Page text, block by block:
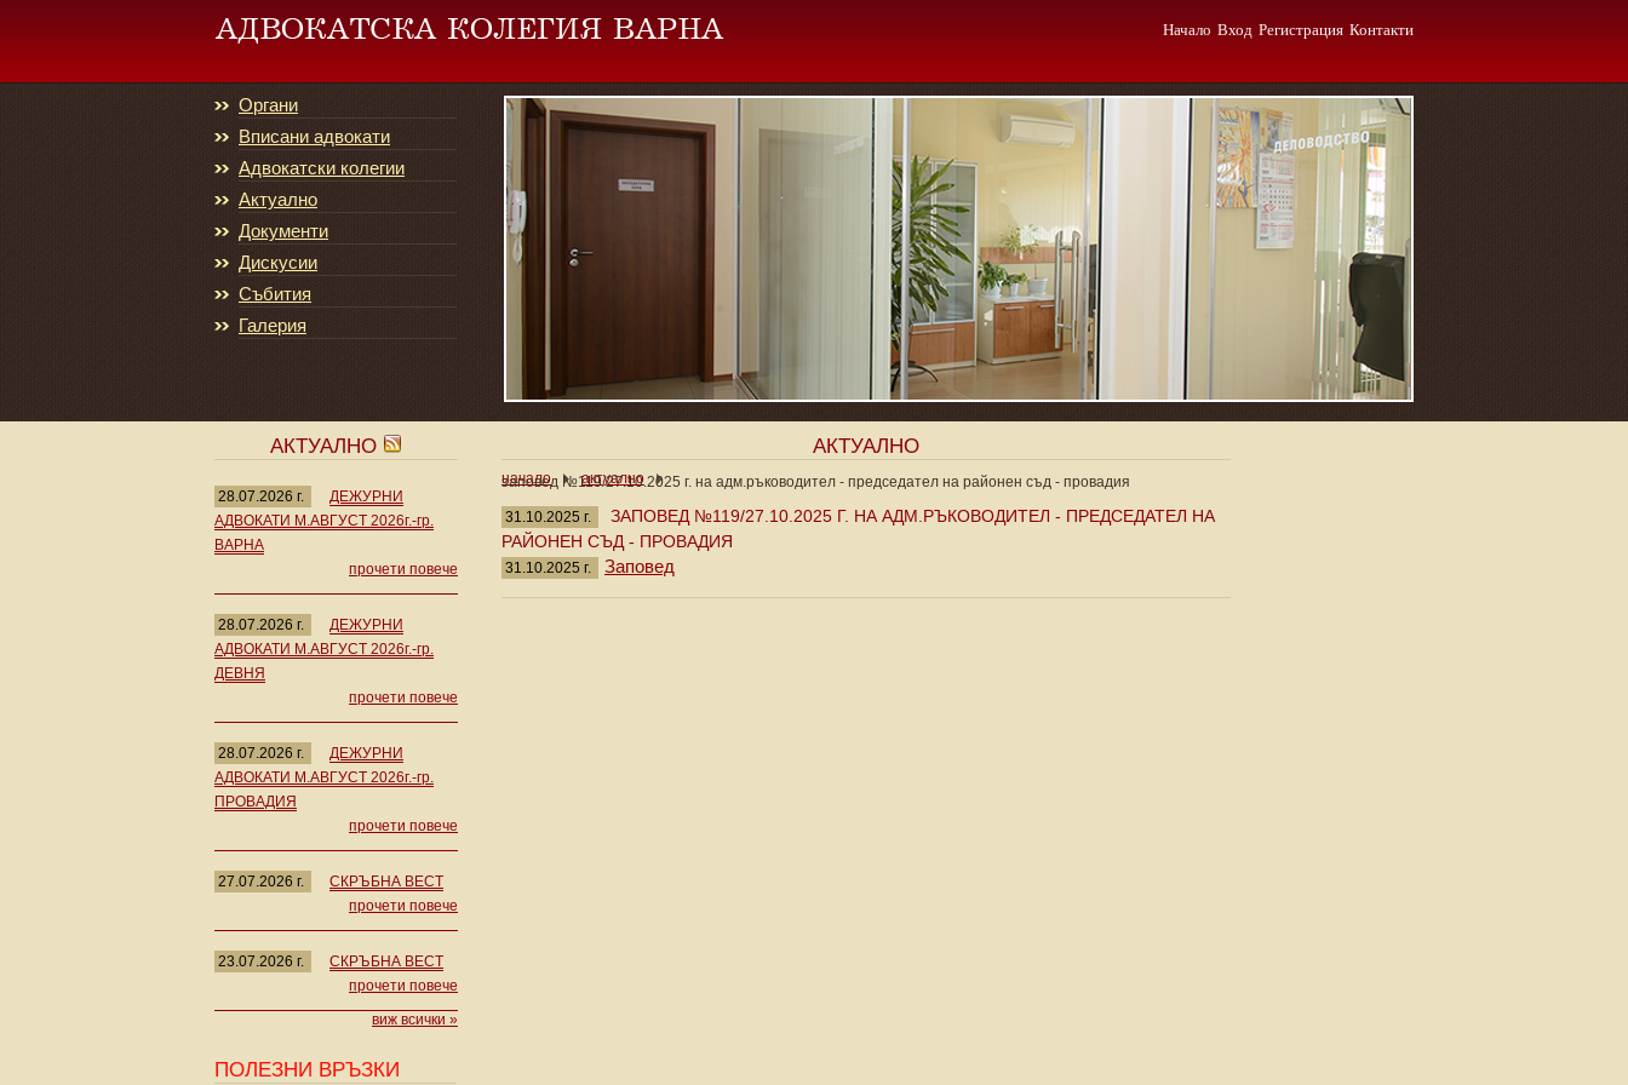
Начало Вход Регистрация Контакти
Органи
Вписани адвокати
Адвокатски колегии
Актуално
Документи
Дискусии
Събития
Галерия
АКТУАЛНО
28.07.2026 г.
ДЕЖУРНИ
АДВОКАТИ М.АВГУСТ 2026г.-гр.
ВАРНА
прочети повече
28.07.2026 г.
ДЕЖУРНИ
АДВОКАТИ М.АВГУСТ 2026г.-гр.
ДЕВНЯ
прочети повече
28.07.2026 г.
ДЕЖУРНИ
АДВОКАТИ М.АВГУСТ 2026г.-гр.
ПРОВАДИЯ
прочети повече
27.07.2026 г.
СКРЪБНА ВЕСТ
прочети повече
23.07.2026 г.
СКРЪБНА ВЕСТ
прочети повече
виж всички »
ПОЛЕЗНИ ВРЪЗКИ
АКТУАЛНО
начало актуално
заповед №119/27.10.2025 г. на адм.ръководител - председател на районен съд - провадия
31.10.2025 г.
ЗАПОВЕД №119/27.10.2025 Г. НА АДМ.РЪКОВОДИТЕЛ - ПРЕДСЕДАТЕЛ НА
РАЙОНЕН СЪД - ПРОВАДИЯ
31.10.2025 г. Заповед